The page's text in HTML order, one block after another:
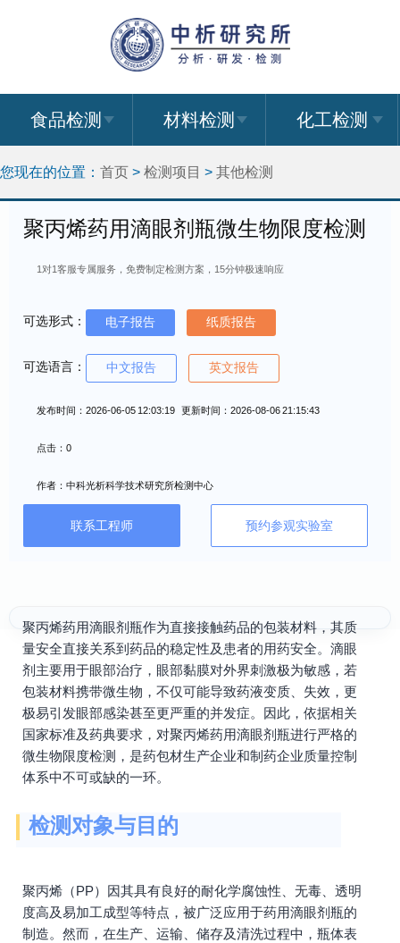
食品检测 材料检测 化工检测
您现在的位置： 首页 > 检测项目 > 其他检测
聚丙烯药用滴眼剂瓶微生物限度检测
1对1客服专属服务，免费制定检测方案，15分钟极速响应
可选形式： 电子报告 纸质报告
可选语言： 中文报告 英文报告
发布时间：2026-06-05 12:03:19 更新时间：2026-08-06 21:15:43
点击：0
作者：中科光析科学技术研究所检测中心
联系工程师 预约参观实验室
聚丙烯药用滴眼剂瓶作为直接接触药品的包装材料，其质
量安全直接关系到药品的稳定性及患者的用药安全。滴眼
剂主要用于眼部治疗，眼部黏膜对外界刺激极为敏感，若
包装材料携带微生物，不仅可能导致药液变质、失效，更
极易引发眼部感染甚至更严重的并发症。因此，依据相关
国家标准及药典要求，对聚丙烯药用滴眼剂瓶进行严格的
微生物限度检测，是药包材生产企业和制药企业质量控制
体系中不可或缺的一环。
检测对象与目的
聚丙烯（PP）因其具有良好的耐化学腐蚀性、无毒、透明
度高及易加工成型等特点，被广泛应用于药用滴眼剂瓶的
制造。然而，在生产、运输、储存及清洗过程中，瓶体表